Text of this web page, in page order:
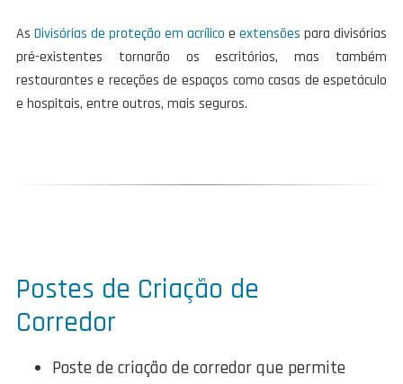
As Divisórias de proteção em acrílico eextensões para divisórias
pré-existentes tornarão os escritórios, mas também
restaurantes e receções de espaços como casas de espetáculo
e hospitais, entre outros, mais seguros.
Postes de Criação de
Corredor
Poste de criação de corredor que permite